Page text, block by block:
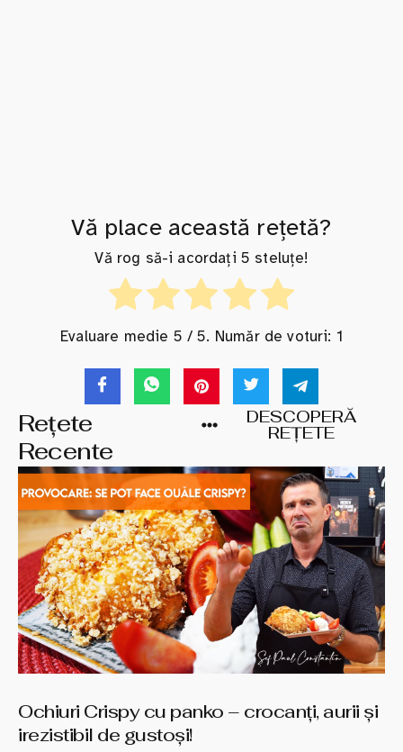
Vă place această rețetă?
Vă rog să-i acordați 5 steluțe!
Evaluare medie 5 / 5. Număr de voturi: 1
Rețete
Recente
DESCOPERĂ
REȚETE
Ochiuri Crispy cu panko – crocanți, aurii și
irezistibil de gustoși!